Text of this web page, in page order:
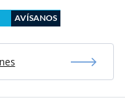
AVÍSANOS